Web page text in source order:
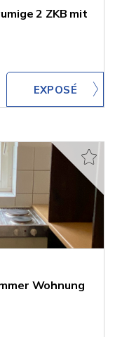
2 ZKB mit
Wohnung